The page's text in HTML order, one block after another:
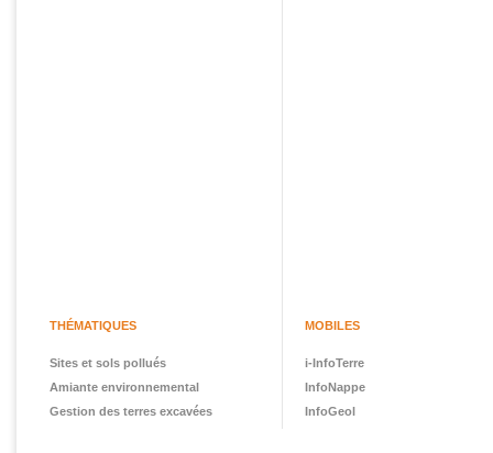
THÉMATIQUES
Sites et sols pollués
Amiante environnemental
Gestion des terres excavées
MOBILES
i-InfoTerre
InfoNappe
InfoGeol